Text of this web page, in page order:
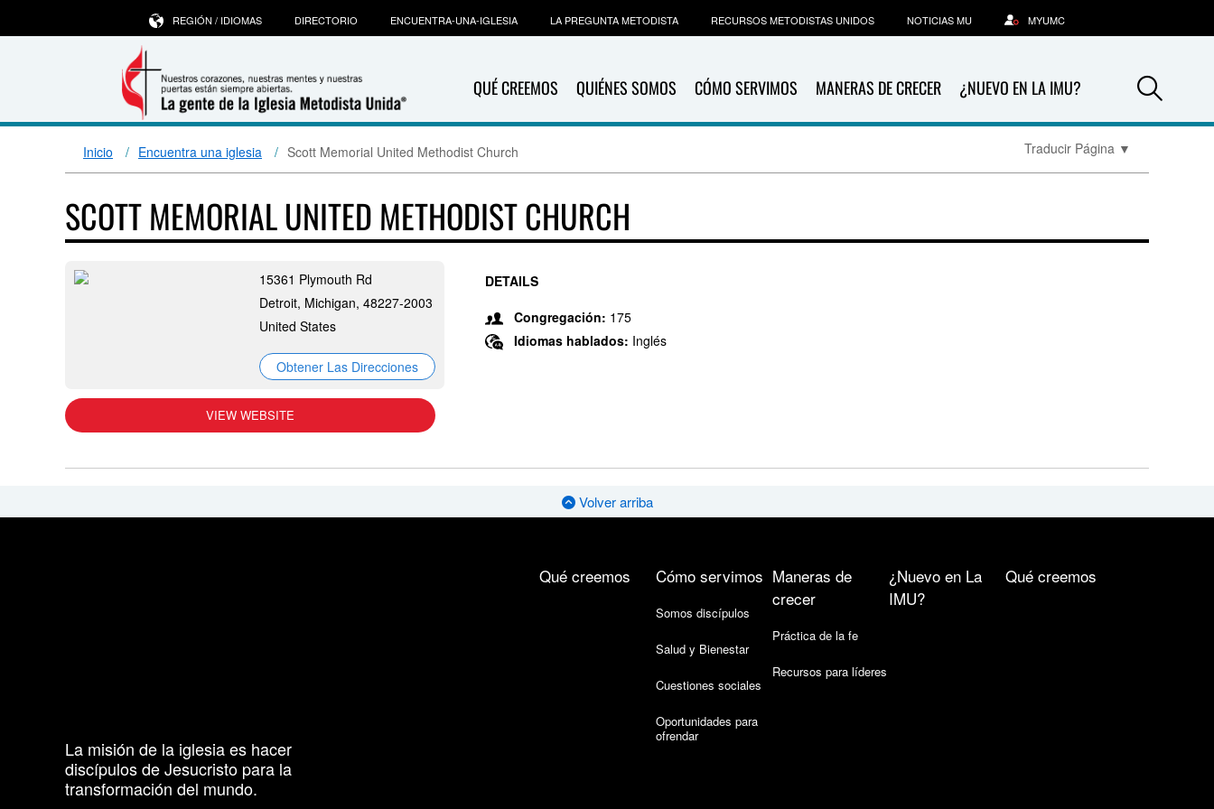
QUÉ CREEMOS QUIÉNES SOMOS CÓMO SERVIMOS MANERAS DE CRECER ¿NUEVO EN LA IMU?
REGIÓN / IDIOMAS DIRECTORIO ENCUENTRA-UNA-IGLESIA LA PREGUNTA METODISTA RECURSOS METODISTAS UNIDOS NOTICIAS MU MYUMC
Inicio Encuentra una iglesia Scott Memorial United Methodist Church Traducir Página ▼
SCOTT MEMORIAL UNITED METHODIST CHURCH
15361 Plymouth Rd
Detroit, Michigan, 48227-2003
United States
Obtener Las Direcciones
VIEW WEBSITE
DETAILS
Congregación: 175
Idiomas hablados: Inglés
Volver arriba
La misión de la iglesia es hacer
discípulos de Jesucristo para la
transformación del mundo.
Qué creemos Cómo servimos
Somos discípulos
Salud y Bienestar
Cuestiones sociales
Oportunidades para
ofrendar
Maneras de
crecer
Práctica de la fe
Recursos para líderes
¿Nuevo en La
IMU?
Qué creemos